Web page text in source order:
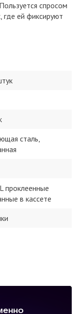
спросом
где ей фиксируют
сталь,
проклеенные
в кассете